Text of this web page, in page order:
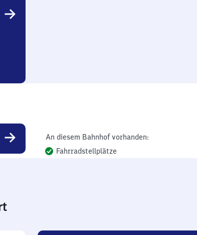
An diesem Bahnhof vorhanden:
Fahrradstellplätze